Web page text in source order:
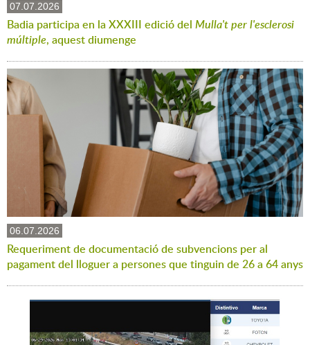
07.07.2026
Badia participa en la XXXIII edició del Mulla't per l'esclerosi
múltiple, aquest diumenge
06.07.2026
Requeriment de documentació de subvencions per al
pagament del lloguer a persones que tinguin de 26 a 64 anys